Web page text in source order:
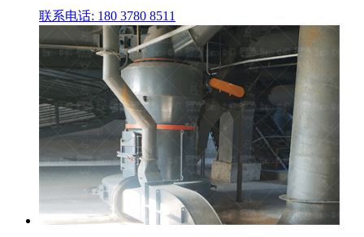
联系电话: 180 3780 8511